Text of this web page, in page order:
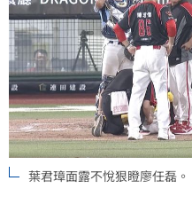
葉君璋面露不悅狠瞪廖任磊。